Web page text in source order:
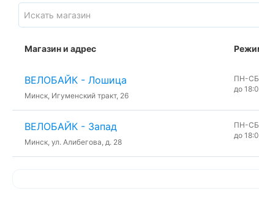
Магазин и адрес
ВЕЛОБАЙК - Лошица
Минск, Игуменский тракт, 26
ПН-
до
ВЕЛОБАЙК - Запад
Минск, ул. Алибегова, д. 28
ПН-
до